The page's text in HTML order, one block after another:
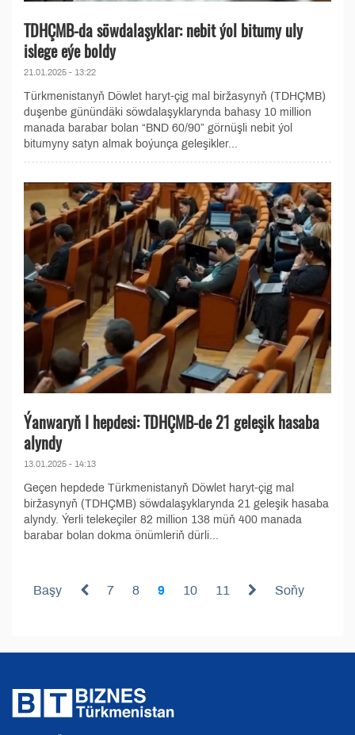
TDHÇMB-da söwdalaşyklar: nebit ýol bitumy uly
islege eýe boldy
21.01.2025 - 13:22
Türkmenistanyň Döwlet haryt-çig mal biržasynyň (TDHÇMB)
duşenbe günündäki söwdalaşyklarynda bahasy 10 million
manada barabar bolan “BND 60/90” görnüşli nebit ýol
bitumyny satyn almak boýunça geleşikler...
Ýanwaryň I hepdesi: TDHÇMB-de 21 geleşik hasaba
alyndy
13.01.2025 - 14:13
Geçen hepdede Türkmenistanyň Döwlet haryt-çig mal
biržasynyň (TDHÇMB) söwdalaşyklarynda 21 geleşik hasaba
alyndy. Ýerli telekeçiler 82 million 138 müň 400 manada
barabar bolan dokma önümleriň dürli...
Başy 7 8 9 10 11 Soňy